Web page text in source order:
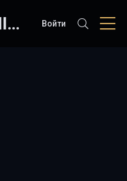
SLUSHAT-KNIGI.COM Войти